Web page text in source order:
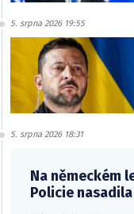
5. srpna 2026 19:55
5. srpna 2026 18:31
Na německém
Policie